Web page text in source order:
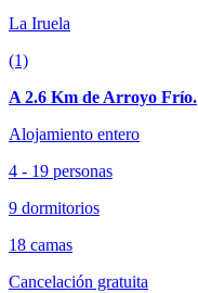
La Iruela
(1)
A 2.6 Km de Arroyo Frío.
Alojamiento entero
4 - 19 personas
9 dormitorios
18 camas
Cancelación gratuita